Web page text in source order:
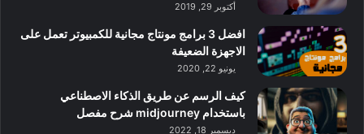
أكتوبر 29, 2019
افضل 3 برامج مونتاج مجانية للكمبيوتر تعمل على
الاجهزة الضعيفة
يونيو 22, 2020
كيف الرسم عن طريق الذكاء الاصطناعي
باستخدام midjourney شرح مفصل
ديسمبر 18, 2022